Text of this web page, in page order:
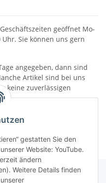
gestatten Sie den
Website: YouTube.
ändern
Weitere Details finden
geöffnet Mo-
Uhr. Sie können uns gern
angegeben, dann sind
Artikel sind bei uns
keine zuverlässigen